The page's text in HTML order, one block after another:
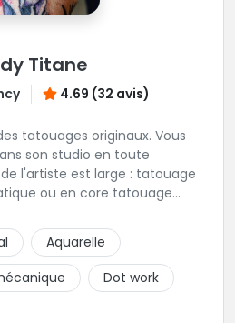
Titane
4.69 (32 avis)
tatouages originaux. Vous
son studio en toute
l'artiste est large : tatouage
ou en core tatouage
vous ressemble.
Aquarelle
Dot work